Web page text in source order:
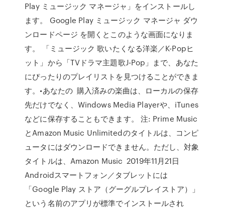
Play ミュージック マネージャ」をインストールし
ます。 Google Play ミュージック マネージャ ダウ
ンロードページ を開くとこのような画面になりま
す。 「ミュージック 歌いたくなる洋楽／K-Popヒ
ット」から「TVドラマ主題歌J-Pop」まで、あなた
にぴったりのプレイリストを見つけることができま
す。•あなたの 購入済みの楽曲は、ローカルの保存
先だけでなく、Windows Media Playerや、iTunes
などに保存することもできます。 注: Prime Music
とAmazon Music Unlimitedのタイトルは、コンピ
ュータにはダウンロードできません。ただし、対象
タイトルは、Amazon Music 2019年11月21日
Androidスマートフォン／タブレットには
「Google Play ストア（グーグルプレイストア）」
という名前のアプリが標準でインストールされ